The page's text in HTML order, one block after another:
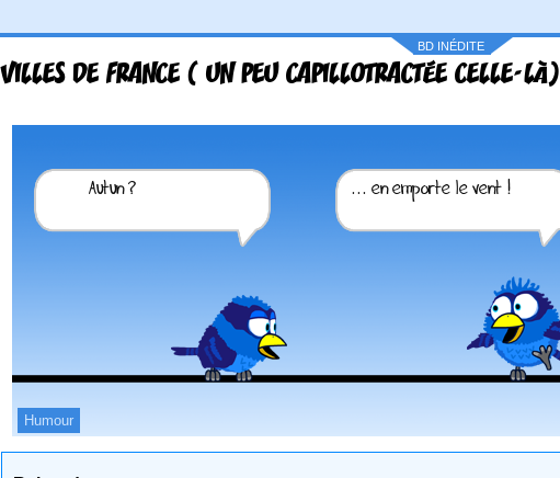
BD INÉDITE
VILLES DE FRANCE ( UN PEU CAPILLOTRACTÉE CELLE-LÀ)
Humour